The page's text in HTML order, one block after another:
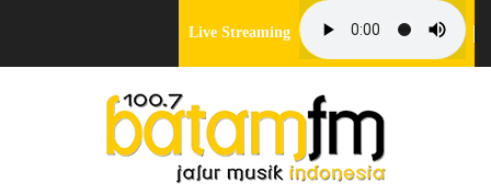
Live Streaming